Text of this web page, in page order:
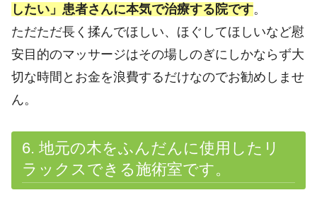
したい」患者さんに本気で治療する院です。
ただただ長く揉んでほしい、ほぐしてほしいなど慰
安目的のマッサージはその場しのぎにしかならず大
切な時間とお金を浪費するだけなのでお勧めしませ
ん。
6. 地元の木をふんだんに使用したリ
ラックスできる施術室です。